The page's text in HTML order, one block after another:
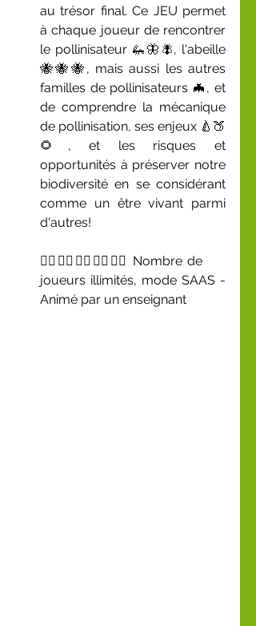
au trésor final. Ce JEU permet
à chaque joueur de rencontrer
le pollinisateur 🦗🦋🪰, l'abeille
🐝🐝🐝, mais aussi les autres
familles de pollinisateurs 🦇, et
de comprendre la mécanique
de pollinisation, ses enjeux 🍐🍑
🌻, et les risques et
opportunités à préserver notre
biodiversité en se considérant
comme un être vivant parmi
d'autres!
🙋‍♀️🙋‍♂️🙋‍♂️🙋‍♀️🙋‍♀️ Nombre de
joueurs illimités, mode SAAS -
Animé par un enseignant